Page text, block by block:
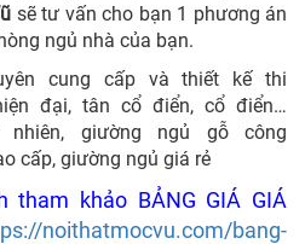
sẽ tư vấn cho bạn 1 phương án
ngủ nhà của bạn.
cung cấp và thiết kế thi
đại, tân cổ điển, cổ điển…
giường ngủ gỗ công
cấp, giường ngủ giá rẻ
tham khảo BẢNG GIÁ GIÁ
noithatmocvu.com/bang-